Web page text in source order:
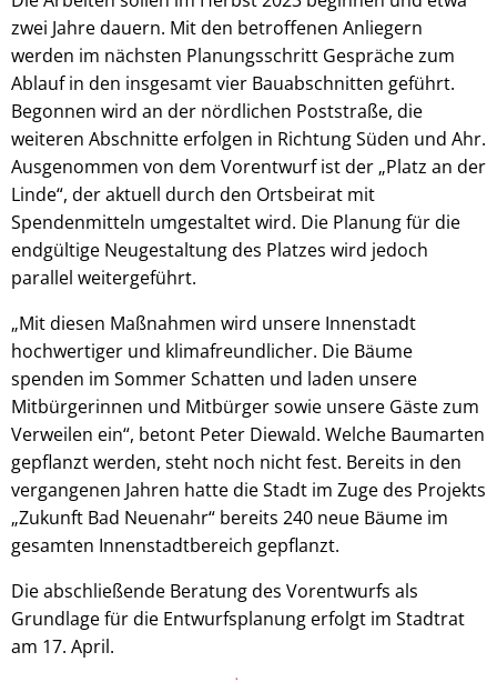
zwei Jahre dauern. Mit den betroffenen Anliegern
werden im nächsten Planungsschritt Gespräche zum
Ablauf in den insgesamt vier Bauabschnitten geführt.
Begonnen wird an der nördlichen Poststraße, die
weiteren Abschnitte erfolgen in Richtung Süden und Ahr.
Ausgenommen von dem Vorentwurf ist der „Platz an der
Linde“, der aktuell durch den Ortsbeirat mit
Spendenmitteln umgestaltet wird. Die Planung für die
endgültige Neugestaltung des Platzes wird jedoch
parallel weitergeführt.
„Mit diesen Maßnahmen wird unsere Innenstadt
hochwertiger und klimafreundlicher. Die Bäume
spenden im Sommer Schatten und laden unsere
Mitbürgerinnen und Mitbürger sowie unsere Gäste zum
Verweilen ein“, betont Peter Diewald. Welche Baumarten
gepflanzt werden, steht noch nicht fest. Bereits in den
vergangenen Jahren hatte die Stadt im Zuge des Projekts
„Zukunft Bad Neuenahr“ bereits 240 neue Bäume im
gesamten Innenstadtbereich gepflanzt.
Die abschließende Beratung des Vorentwurfs als
Grundlage für die Entwurfsplanung erfolgt im Stadtrat
am 17. April.